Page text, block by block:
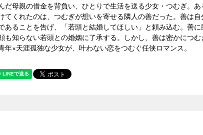
だ母親の借金を背負い、ひとりで生活を送る少女・つむぎ。
てくれたのは、つむぎが想いを寄せる隣人の善だった。善は
あることを告げ、「若頭と結婚してほしい」と頼み込む。善
も知らない若頭との婚姻に了承する。しかし、善は密かにつ
年×天涯孤独な少女が、叶わない恋をつむぐ任侠ロマンス。